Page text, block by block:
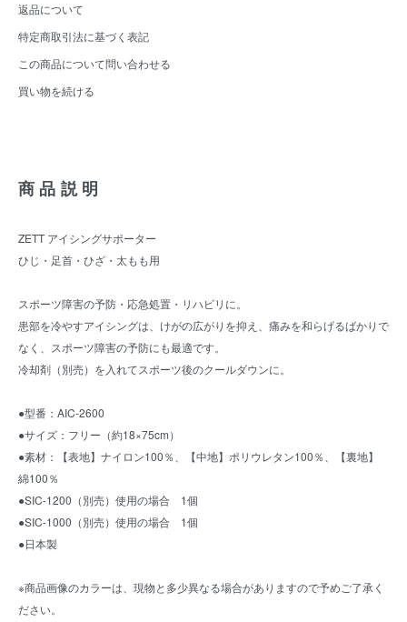
商品説明
ZETT アイシングサポーター
ひじ・足首・ひざ・太もも用
スポーツ障害の予防・応急処置・リハビリに。
患部を冷やすアイシングは、けがの広がりを抑え、痛みを和らげるばかりで
なく、スポーツ障害の予防にも最適です。
冷却剤（別売）を入れてスポーツ後のクールダウンに。
●型番：AIC-2600
●サイズ：フリー（約18×75cm）
●素材：【表地】ナイロン100％、【中地】ポリウレタン100％、【裏地】
綿100％
●SIC-1200（別売）使用の場合 1個
●SIC-1000（別売）使用の場合 1個
●日本製
※商品画像のカラーは、現物と多少異なる場合がありますので予めご了承く
ださい。
返品について
特定商取引法に基づく表記
この商品について問い合わせる
買い物を続ける